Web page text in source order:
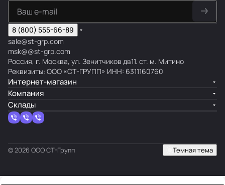
8 (800) 555-66-89
sale@st-grp.com
msk@@st-grp.com
Россия, г. Москва, ул. Зенитчиков дв11. ст. м. Митино
Реквизиты: ООО «СТ-ГРУПП» ИНН: 6311160760
Интернет-магазин
Компания
Склады
© 2026 ООО СТ-Групп Темная тема